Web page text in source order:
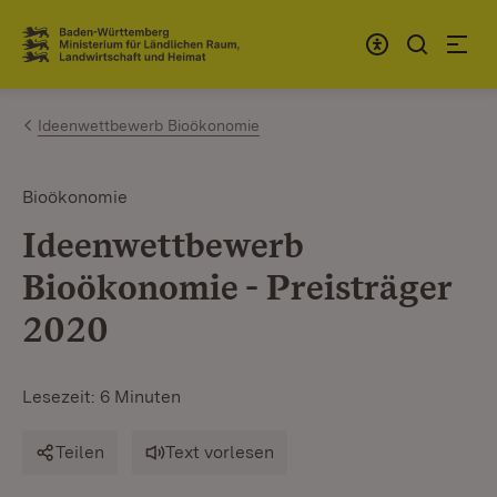
Zum Inhalt springen
Link zur Startseite
Ideenwettbewerb Bioökonomie
Bioökonomie
Ideenwettbewerb
Bioökonomie - Preisträger
2020
Lesezeit: 6 Minuten
Teilen Text vorlesen